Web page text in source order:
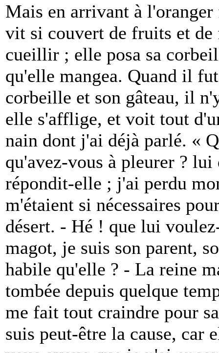
Mais en arrivant à
vit si couvert de fruits et
cueillir ; elle posa sa
qu'elle mangea. Quand il
corbeille et son gâteau, il
elle s'afflige, et voit tout
nain dont j'ai déjà parlé. «
qu'avez-vous à pleurer ?
répondit-elle ; j'ai perdu
m'étaient si nécessaires
désert. - Hé ! que lui
magot, je suis son parent,
habile qu'elle ? - La reine
tombée depuis quelque
me fait tout craindre pour
suis peut-être la cause, car